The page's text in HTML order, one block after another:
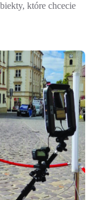
które chcecie